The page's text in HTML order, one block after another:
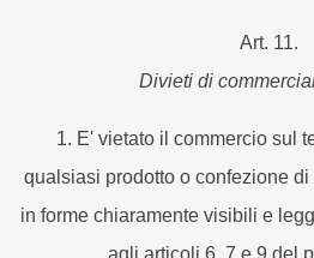
Art. 11.
Divieti di
1. E' vietato il commercio sul
qualsiasi prodotto o confezione
in forme chiaramente visibili e
agli articoli 6, 7 e 9 del